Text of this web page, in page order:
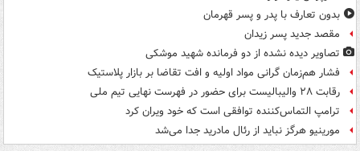
بدون تعارف با پدر و پسر قهرمان
مقصد جدید پسر زیدان
تصاویر دیده‌ نشده از دو فرمانده شهید موشکی
فشار هم‌زمان گرانی مواد اولیه و افت تقاضا بر بازار پلاستیک
رقابت ۲۸ والیبالیست برای حضور در فهرست نهایی تیم ملی
ترامپ التماس‌کننده توافقی است که خود ویران کرد
مورینیو هرگز نباید از رئال مادرید جدا می‌شد